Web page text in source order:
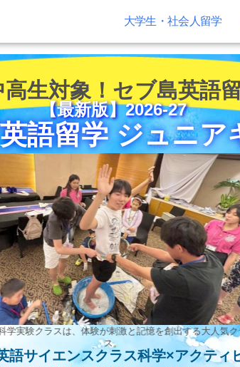
大学生・社会人留学
高生対象！セブ島英語
【最新版】2026-27
語留学 ジュニア
学実験クラスは、体験が刺激と記憶を創出する大人気ク
ス。
語サイエンスクラス科学×アクティ